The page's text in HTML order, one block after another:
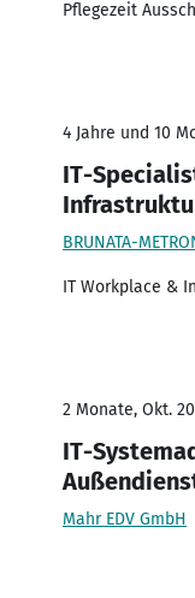
Pflegezeit
4 Jahre und 10
IT-
BRUNATA-
IT Workplace &
2 Monate, Okt.
IT-
Mahr EDV GmbH